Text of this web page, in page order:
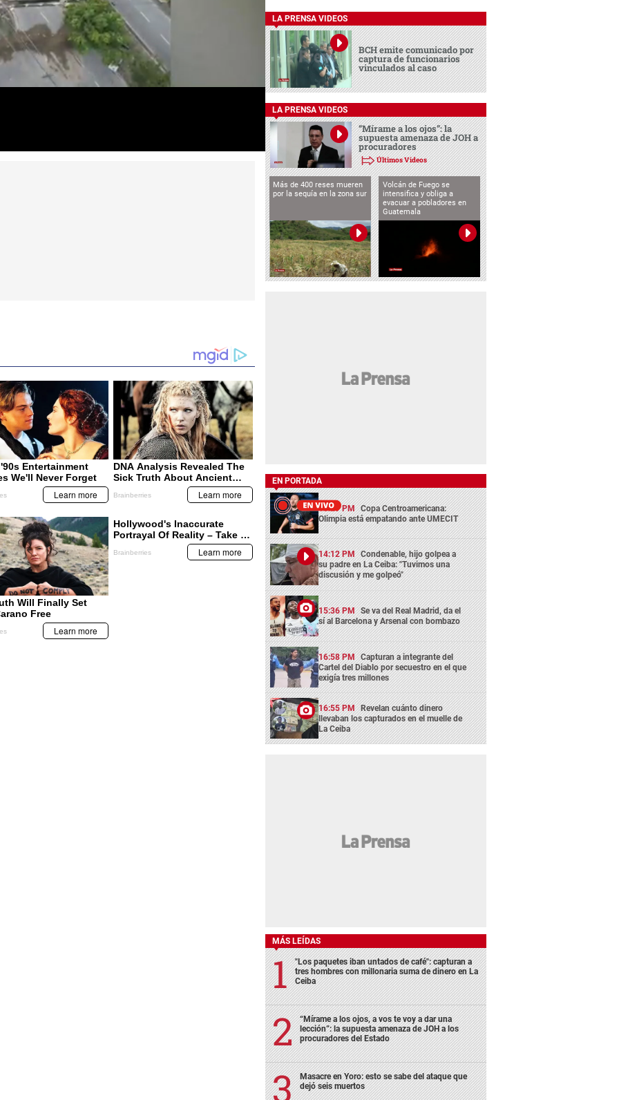
LA PRENSA VIDEOS
BCH emite comunicado por
captura de funcionarios
vinculados al caso
LA PRENSA VIDEOS
“Mírame a los ojos”: la
supuesta amenaza de JOH a
procuradores
Últimos Videos
Más de 400 reses mueren
por la sequía en la zona sur
Volcán de Fuego se
intensifica y obliga a
evacuar a pobladores en
Guatemala
EN PORTADA
13:29 PM Copa Centroamericana:
Olimpia está empatando ante UMECIT
14:12 PM Condenable, hijo golpea a
su padre en La Ceiba: "Tuvimos una
discusión y me golpeó"
15:36 PM Se va del Real Madrid, da el
sí al Barcelona y Arsenal con bombazo
16:58 PM Capturan a integrante del
Cartel del Diablo por secuestro en el que
exigía tres millones
16:55 PM Revelan cuánto dinero
llevaban los capturados en el muelle de
La Ceiba
MÁS LEÍDAS
"Los paquetes iban untados de café": capturan a
tres hombres con millonaria suma de dinero en La
Ceiba
“Mírame a los ojos, a vos te voy a dar una
lección”: la supuesta amenaza de JOH a los
procuradores del Estado
Masacre en Yoro: esto se sabe del ataque que
dejó seis muertos